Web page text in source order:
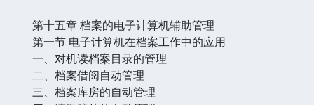
第十五章 档案的电子计算机辅助管理
第一节 电子计算机在档案工作中的应用
一、对机读档案目录的管理
二、档案借阅自动管理
三、档案库房的自动管理